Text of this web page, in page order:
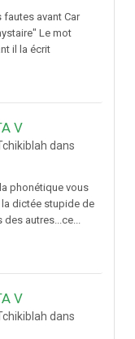
avant Car
Le mot
il la écrit
V
dans
phonétique vous
dictée stupide de
autres...ce...
V
dans